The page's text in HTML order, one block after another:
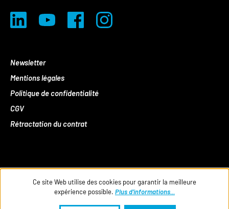
Newsletter
Mentions légales
Politique de confidentialité
CGV
Rétractation du contrat
Ce site Web utilise des cookies pour garantir la meilleure
expérience possible. Plus d'informations...